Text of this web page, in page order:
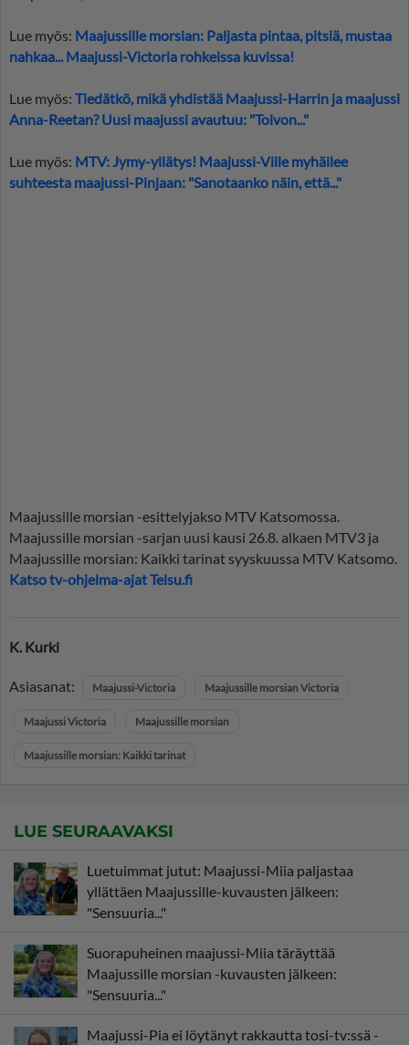
Lue myös: Maajussille morsian: Paljasta pintaa, pitsiä, mustaa
nahkaa... Maajussi-Victoria rohkeissa kuvissa!
Lue myös: Tiedätkö, mikä yhdistää Maajussi-Harrin ja maajussi
Anna-Reetan? Uusi maajussi avautuu: "Toivon..."
Lue myös: MTV: Jymy-yllätys! Maajussi-Ville myhäilee
suhteesta maajussi-Pinjaan: "Sanotaanko näin, että..."
Maajussille morsian -esittelyjakso MTV Katsomossa.
Maajussille morsian -sarjan uusi kausi 26.8. alkaen MTV3 ja
Maajussille morsian: Kaikki tarinat syyskuussa MTV Katsomo.
Katso tv-ohjelma-ajat Telsu.fi
K. Kurki
Asiasanat: Maajussi-Victoria Maajussille morsian Victoria
Maajussi Victoria Maajussille morsian
Maajussille morsian: Kaikki tarinat
LUE SEURAAVAKSI
Luetuimmat jutut: Maajussi-Miia paljastaa
yllättäen Maajussille-kuvausten jälkeen:
"Sensuuria..."
Suorapuheinen maajussi-Miia täräyttää
Maajussille morsian -kuvausten jälkeen:
"Sensuuria..."
Maajussi-Pia ei löytänyt rakkautta tosi-tv:ssä -